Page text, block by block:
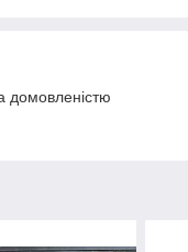
домовленістю